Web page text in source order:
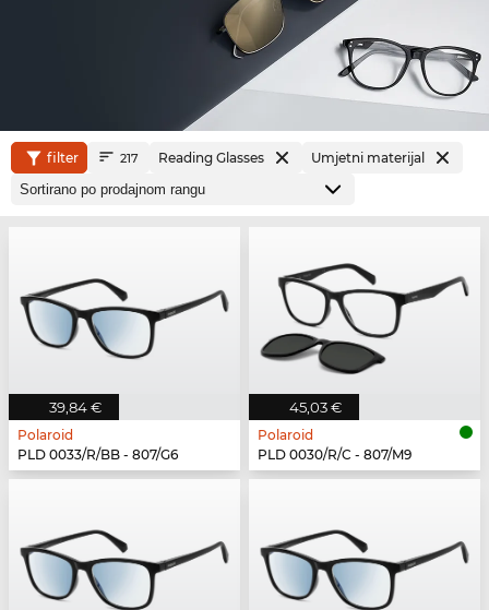
filter 217 Reading Glasses Umjetni materijal
39,84 €
Polaroid
PLD 0033/R/BB - 807/G6
45,03 €
Polaroid
PLD 0030/R/C - 807/M9